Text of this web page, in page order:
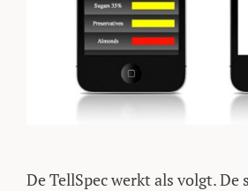
De TellSpec werkt als volgt.